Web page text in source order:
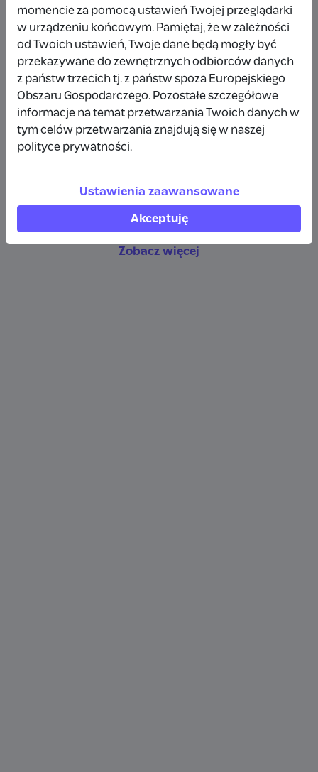
Wpłata anonimowa
50 zł 3 tygodnie temu
Jolanta Kazek
10 zł 3 tygodnie temu
Zobacz więcej
momencie za pomocą ustawień Twojej przeglądarki
w urządzeniu końcowym. Pamiętaj, że w zależności
od Twoich ustawień, Twoje dane będą mogły być
przekazywane do zewnętrznych odbiorców danych
z państw trzecich tj. z państw spoza Europejskiego
Obszaru Gospodarczego. Pozostałe szczegółowe
informacje na temat przetwarzania Twoich danych w
tym celów przetwarzania znajdują się w naszej
polityce prywatności.
Ustawienia zaawansowane
Akceptuję